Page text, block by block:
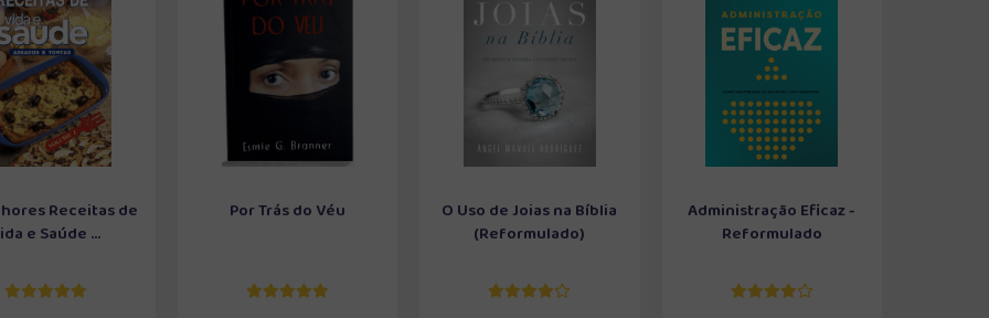
Receitas de
e Saúde ...
Por Trás do Véu
O Uso de Joias na Bíblia
(Reformulado)
Administração Eficaz -
Reformulado